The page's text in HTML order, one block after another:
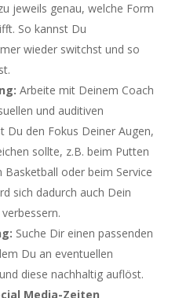
jeweils genau, welche Form
So kannst Du
wieder switchst und so
Arbeite mit Deinem Coach
und auditiven
Du den Fokus Deiner Augen,
sollte, z.B. beim Putten
oder beim Service
sich dadurch auch Dein
Suche Dir einen passenden
Du an eventuellen
diese nachhaltig auflöst.
Media-Zeiten